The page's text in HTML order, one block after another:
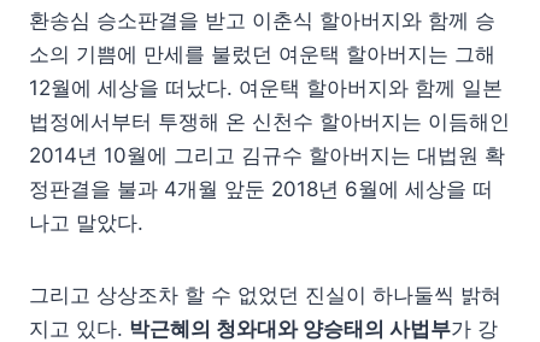
환송심 승소판결을 받고 이춘식 할아버지와 함께 승
소의 기쁨에 만세를 불렀던 여운택 할아버지는 그해
12월에 세상을 떠났다. 여운택 할아버지와 함께 일본
법정에서부터 투쟁해 온 신천수 할아버지는 이듬해인
2014년 10월에 그리고 김규수 할아버지는 대법원 확
정판결을 불과 4개월 앞둔 2018년 6월에 세상을 떠
나고 말았다.
그리고 상상조차 할 수 없었던 진실이 하나둘씩 밝혀
지고 있다. 박근혜의 청와대와 양승태의 사법부가 강